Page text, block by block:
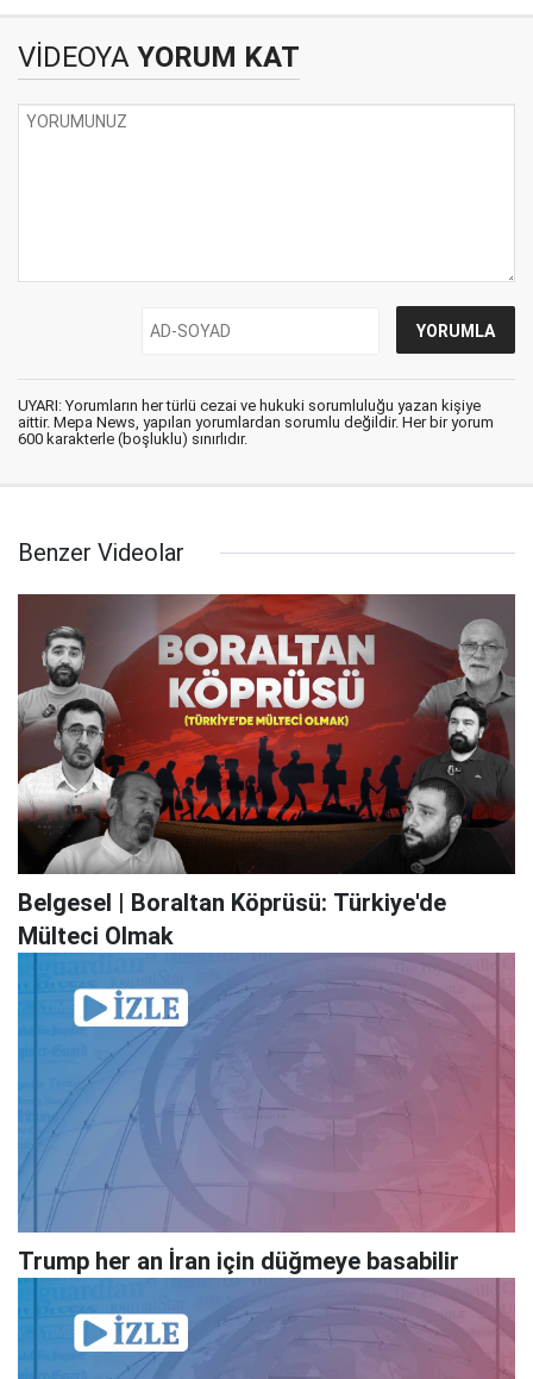
VİDEOYA YORUM KAT
UYARI: Yorumların her türlü cezai ve hukuki sorumluluğu yazan kişiye
aittir. Mepa News, yapılan yorumlardan sorumlu değildir. Her bir yorum
600 karakterle (boşluklu) sınırlıdır.
Benzer Videolar
Belgesel | Boraltan Köprüsü: Türkiye'de
Mülteci Olmak
Trump her an İran için düğmeye basabilir